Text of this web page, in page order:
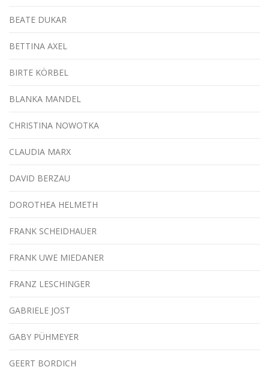
BEATE DUKAR
BETTINA AXEL
BIRTE KÖRBEL
BLANKA MANDEL
CHRISTINA NOWOTKA
CLAUDIA MARX
DAVID BERZAU
DOROTHEA HELMETH
FRANK SCHEIDHAUER
FRANK UWE MIEDANER
FRANZ LESCHINGER
GABRIELE JOST
GABY PÜHMEYER
GEERT BORDICH